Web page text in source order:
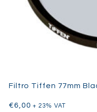
Filtro Tiffen 77mm
€6,00 + 23% VAT